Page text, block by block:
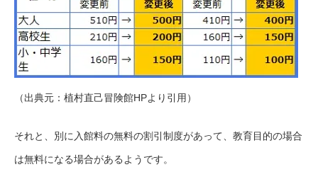
（出典元：植村直己冒険館HPより引用）
それと、別に入館料の無料の割引制度があって、教育目的の場合
は無料になる場合があるようです。